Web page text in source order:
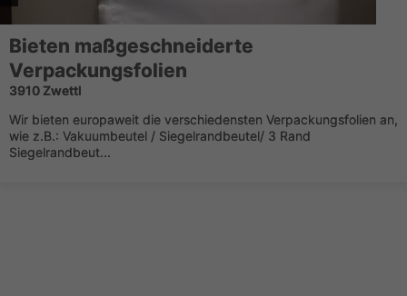
Bieten maßgeschneiderte
Verpackungsfolien
3910 Zwettl
Wir bieten europaweit die verschiedensten Verpackungsfolien an,
wie z.B.: Vakuumbeutel / Siegelrandbeutel/ 3 Rand
Siegelrandbeut...